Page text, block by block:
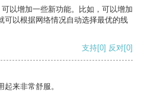
以增加一些新功能。比如，可以增加
可以根据网络情况自动选择最优的线
支持[0] 反对[0]
来非常舒服。